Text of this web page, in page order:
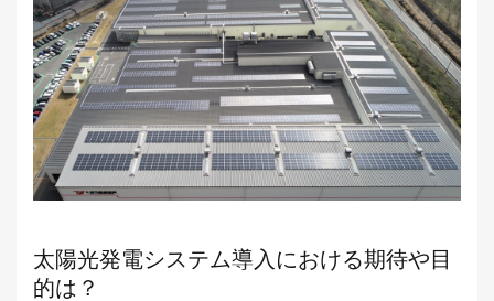
太陽光発電システム導入における期待や目
的は？